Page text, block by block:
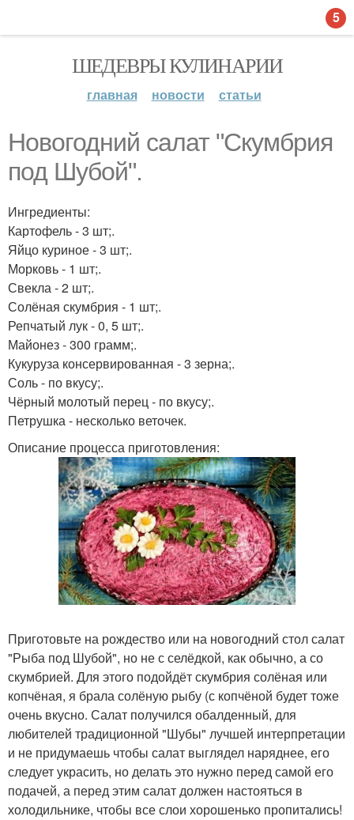
ШЕДЕВРЫ КУЛИНАРИИ
главная новости статьи
Новогодний салат "Скумбрия
под Шубой".
Ингредиенты:
Картофель - 3 шт;.
Яйцо куриное - 3 шт;.
Морковь - 1 шт;.
Свекла - 2 шт;.
Солёная скумбрия - 1 шт;.
Репчатый лук - 0, 5 шт;.
Майонез - 300 грамм;.
Кукуруза консервированная - 3 зерна;.
Соль - по вкусу;.
Чёрный молотый перец - по вкусу;.
Петрушка - несколько веточек.
Описание процесса приготовления:
Приготовьте на рождество или на новогодний стол салат
"Рыба под Шубой", но не с селёдкой, как обычно, а со
скумбрией. Для этого подойдёт скумбрия солёная или
копчёная, я брала солёную рыбу (с копчёной будет тоже
очень вкусно. Салат получился обалденный, для
любителей традиционной "Шубы" лучшей интерпретации
и не придумаешь чтобы салат выглядел наряднее, его
следует украсить, но делать это нужно перед самой его
подачей, а перед этим салат должен настояться в
холодильнике, чтобы все слои хорошенько пропитались!
5